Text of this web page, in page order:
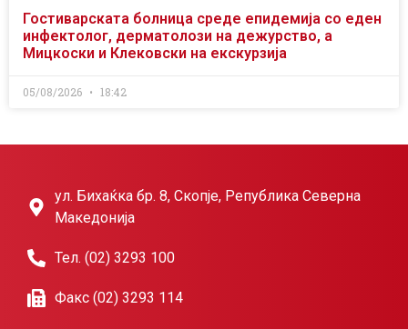
Гостиварската болница среде епидемија со еден
инфектолог, дерматолози на дежурство, а
Мицкоски и Клековски на екскурзија
05/08/2026 18:42
ул. Бихаќка бр. 8, Скопје, Република Северна
Македонија
Тел. (02) 3293 100
Факс (02) 3293 114